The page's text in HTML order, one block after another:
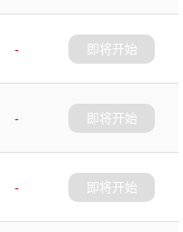
-
即将开始
-
即将开始
-
即将开始